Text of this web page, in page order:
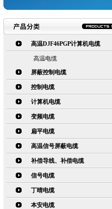
高温DJF46PGP计算机电缆
高温电缆
屏蔽控制电缆
控制电缆
计算机电缆
变频电缆
扁平电缆
高温信号屏蔽电缆
补偿导线、补偿电缆
信号电缆
丁晴电缆
本安电缆